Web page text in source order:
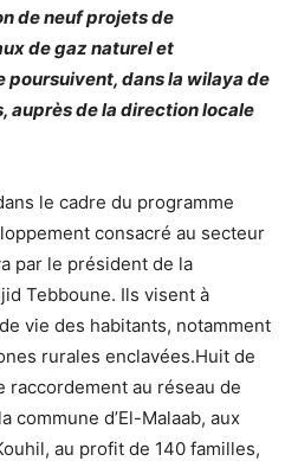
de neuf projets de
de gaz naturel et
poursuivent, dans la wilaya de
auprès de la direction locale
le cadre du programme
consacré au secteur
par le président de la
Tebboune. Ils visent à
vie des habitants, notamment
rurales enclavées.Huit de
au réseau de
commune d’El-Malaab, aux
au profit de 140 familles,